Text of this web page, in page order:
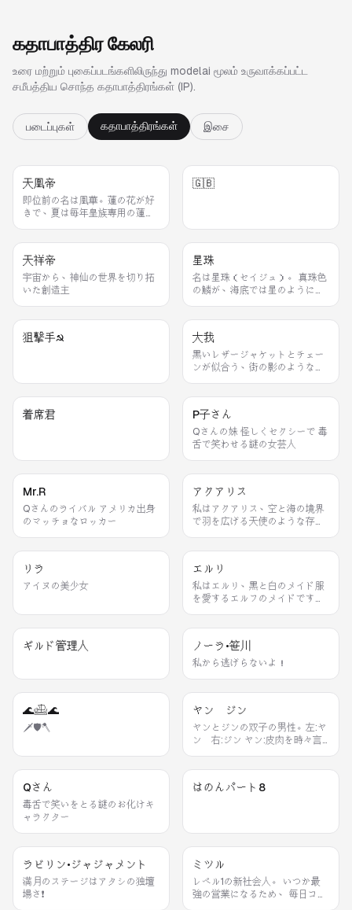
கதாபாத்திர கேலரி
உரை மற்றும் புகைப்படங்களிலிருந்து modelai மூலம் உருவாக்கப்பட்ட
சமீபத்திய சொந்த கதாபாத்திரங்கள் (IP).
படைப்புகள் கதாபாத்திரங்கள் இசை
天凰帝
即位前の名は凰華。蓮の花が好
きで、夏は毎年皇族専用の蓮畑
🇬🇧
天祥帝
宇宙から、神仙の世界を切り拓
いた創造主
星珠
名は星珠（セイジュ）。 真珠色
の鱗が、海底では星のように輝
狙撃手☭ 大我
黒いレザージャケットとチェー
ンが似合う、街の影のような男
着席君 P子さん
Qさんの妹 怪しくセクシーで 毒
舌で笑わせる謎の女芸人
Mr.R
Qさんのライバル アメリカ出身
のマッチョなロッカー
アクアリス
私はアクアリス、空と海の境界
で羽を広げる天使のような存
っては耳元で香りを嗅ぐのが、
私の小さな癖です。
リラ
アイヌの美少女
エルリ
私はエルリ、黒と白のメイド服
を愛するエルフのメイドです。
っと動くのが私のチャームポイ
ント、よろしくね。
ギルド管理人 ノーラ•笹川
私から逃げらないよ！
🌊𓊝🌊
🗡🛡🪓
ヤン ジン
ヤンとジンの双子の男性。左:ヤ
ン 右:ジン ヤン:皮肉を時々言
Qさん
毒舌で笑いをとる謎のお化けキ
ャラクター
はのんパート8
ラビリン•ジャジャメント
満月のステージはアタシの独壇
場さ❗️
ミツル
レベル1の新社会人。 いつか最
強の営業になるため、 毎日コツ